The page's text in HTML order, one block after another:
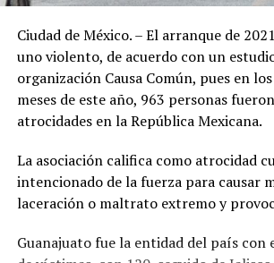
Ciudad de México. – El arranque de
uno violento, de acuerdo con un
organización Causa Común, pues en
meses de este año, 963 personas
atrocidades en la República Mexicana.
La asociación califica como atrocidad
intencionado de la fuerza para causar
laceración o maltrato extremo y
Guanajuato fue la entidad del país con